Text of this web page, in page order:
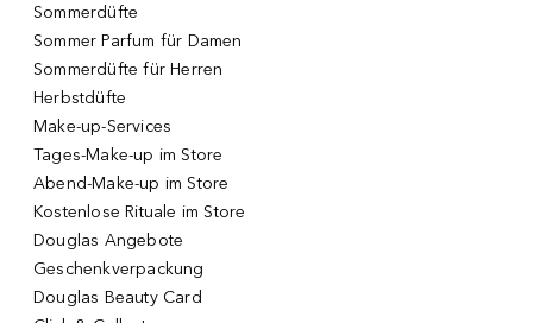
Sommerdüfte
Sommer Parfum für Damen
Sommerdüfte für Herren
Herbstdüfte
Make-up-Services
Tages-Make-up im Store
Abend-Make-up im Store
Kostenlose Rituale im Store
Douglas Angebote
Geschenkverpackung
Douglas Beauty Card